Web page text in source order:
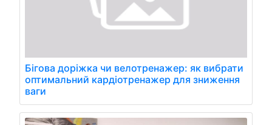
Бігова доріжка чи велотренажер: як вибрати
оптимальний кардіотренажер для зниження
ваги